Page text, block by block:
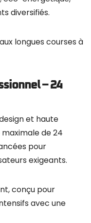
diversifiés.
longues courses à
– 24
et haute
de 24
pour
exigeants.
conçu pour
avec une